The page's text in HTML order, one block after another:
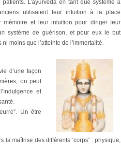
L’ayurveda en tant que système a
utilisaient leur intuition à la place
mémoire et leur intuition pour diriger leur
système de guérison, et pour eux le but
moins que l’atteinte de l’immortalité.
d’une façon
on peut
et
Un être
la maîtrise des différents “corps” : physique,